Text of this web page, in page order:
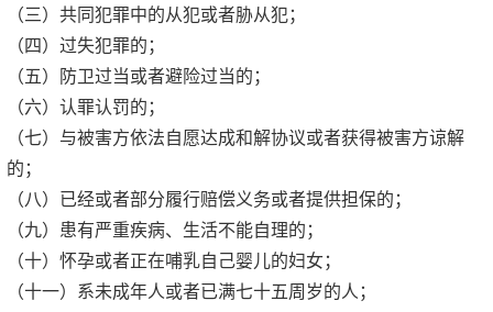
（三）共同犯罪中的从犯或者胁从犯；
（四）过失犯罪的；
（五）防卫过当或者避险过当的；
（六）认罪认罚的；
（七）与被害方依法自愿达成和解协议或者获得被害方谅解
的；
（八）已经或者部分履行赔偿义务或者提供担保的；
（九）患有严重疾病、生活不能自理的；
（十）怀孕或者正在哺乳自己婴儿的妇女；
（十一）系未成年人或者已满七十五周岁的人；